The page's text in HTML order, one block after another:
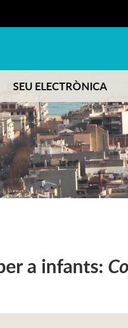
SEU ELECTRÒNICA
a infants: